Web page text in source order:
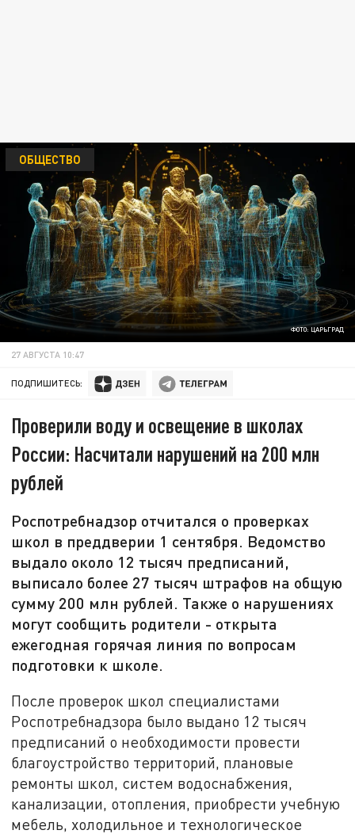
ФОТО: ЦАРЬГРАД
ОБЩЕСТВО
27 АВГУСТА 10:47
ПОДПИШИТЕСЬ:
Проверили воду и освещение в школах
России: Насчитали нарушений на 200 млн
рублей
Роспотребнадзор отчитался о проверках
школ в преддверии 1 сентября. Ведомство
выдало около 12 тысяч предписаний,
выписало более 27 тысяч штрафов на общую
сумму 200 млн рублей. Также о нарушениях
могут сообщить родители - открыта
ежегодная горячая линия по вопросам
подготовки к школе.
После проверок школ специалистами
Роспотребнадзора было выдано 12 тысяч
предписаний о необходимости провести
благоустройство территорий, плановые
ремонты школ, систем водоснабжения,
канализации, отопления, приобрести учебную
мебель, холодильное и технологическое